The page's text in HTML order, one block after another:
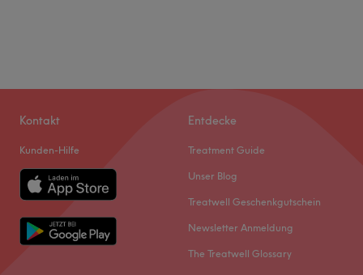
Kontakt
Kunden-Hilfe
Entdecke
Treatment Guide
Unser Blog
Treatwell Geschenkgutschein
Newsletter Anmeldung
The Treatwell Glossary